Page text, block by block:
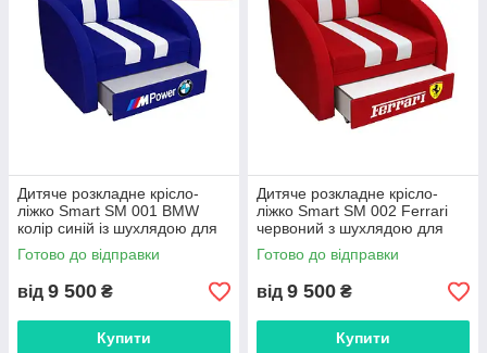
Дитяче розкладне крісло-
ліжко Smart SM 001 BMW
колір синій із шухлядою для
білизни, для дітей і підлітків
Готово до відправки
від 9 500 ₴
Купити
Дитяче розкладне крісло-
ліжко Smart SM 002 Ferrari
червоний з шухлядою для
білизни, для дітей і підлітків
Готово до відправки
від 9 500 ₴
Купити